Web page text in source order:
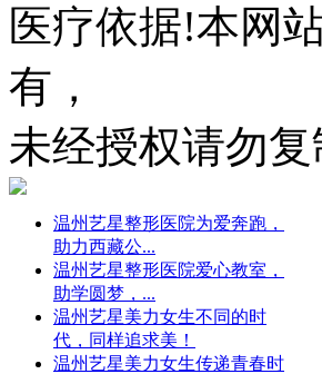
医疗依据!本网
有，
未经授权请勿
温州艺星整形医院为爱奔跑，
助力西藏公...
温州艺星整形医院爱心教室，
助学圆梦，...
温州艺星美力女生不同的时
代，同样追求美！
温州艺星美力女生传递青春时